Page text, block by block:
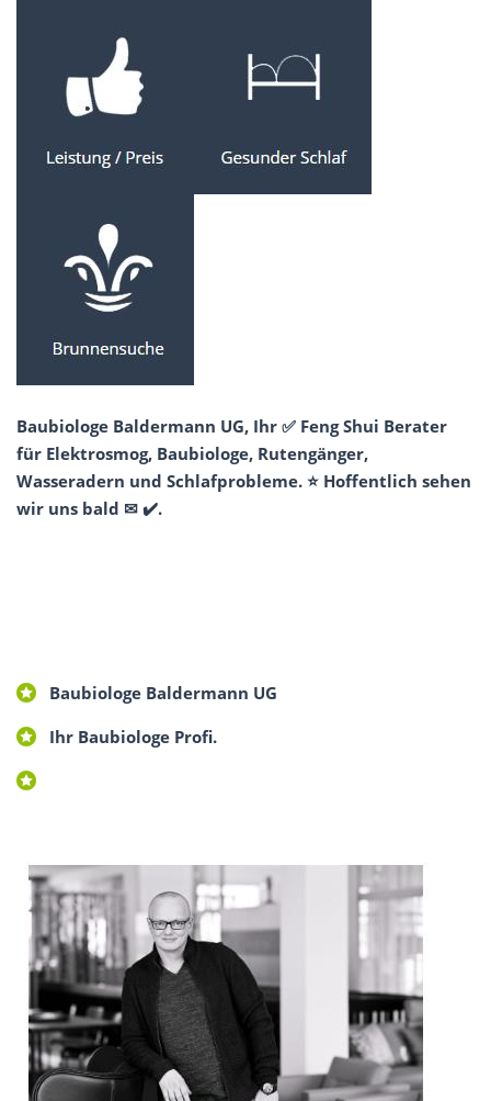
Baubiologe Baldermann UG, Ihr ✅ Feng Shui Berater
für Elektrosmog, Baubiologe, Rutengänger,
Wasseradern und Schlafprobleme. ⭐ Hoffentlich sehen
wir uns bald ✉ ✔️.
Baubiologe Baldermann UG
Ihr Baubiologe Profi.